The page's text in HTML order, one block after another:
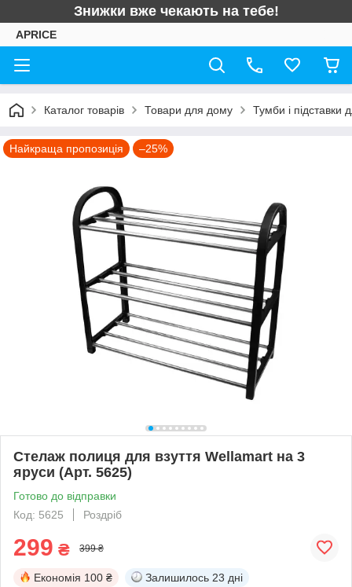
Знижки вже чекають на тебе!
APRICE
Каталог товарів Товари для дому Тумби і підставки
Найкраща пропозиція –25%
Стелаж полиця для взуття Wellamart на 3
яруси (Арт. 5625)
Готово до відправки
Код: 5625
Роздріб
299 ₴ 399 ₴
Економія 100 ₴ Залишилось 23 дні